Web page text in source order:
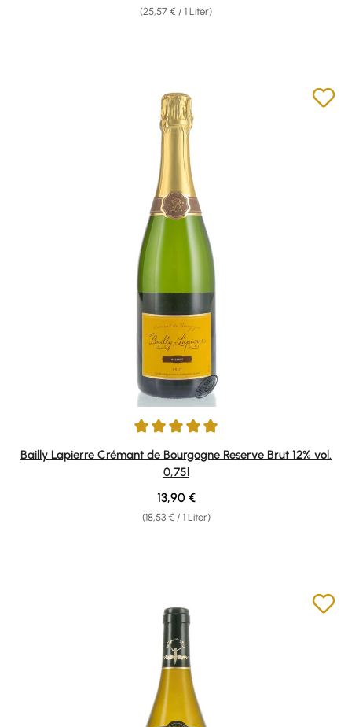
(25,57 € / 1 Liter)
Durchschnittliche Bewertung von 4.94 von 5 Sternen
Bailly Lapierre Crémant de Bourgogne Reserve Brut 12% vol.
0,75l
(18,53 € / 1 Liter)
Regulärer Preis:
13,90 €